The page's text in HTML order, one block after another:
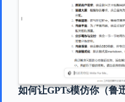
如何让GPTs模仿你（鲁